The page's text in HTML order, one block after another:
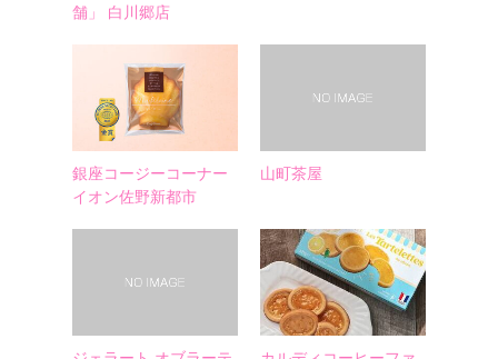
舗」 白川郷店
銀座コージーコーナー
イオン佐野新都市
山町茶屋